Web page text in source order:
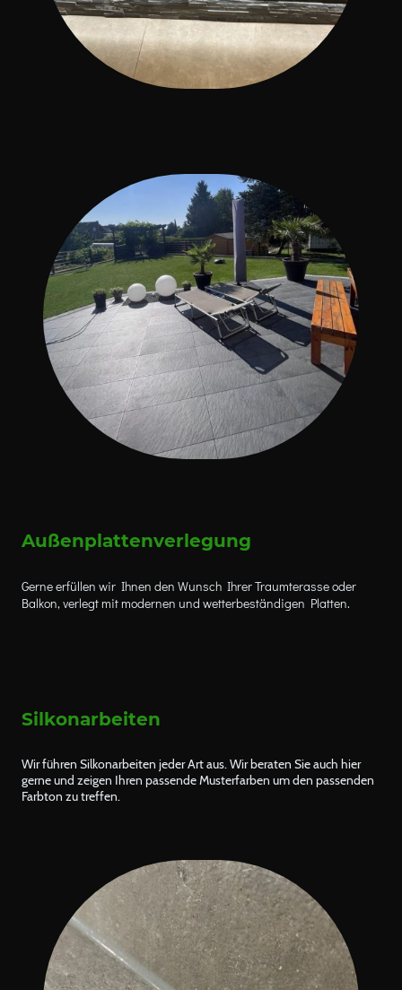
Außenplattenverlegung
Gerne erfüllen wir Ihnen den Wunsch Ihrer Traumterasse oder
Balkon, verlegt mit modernen und wetterbeständigen Platten.
Silkonarbeiten
Wir führen Silkonarbeiten jeder Art aus. Wir beraten Sie auch hier
gerne und zeigen Ihren passende Musterfarben um den passenden
Farbton zu treffen.